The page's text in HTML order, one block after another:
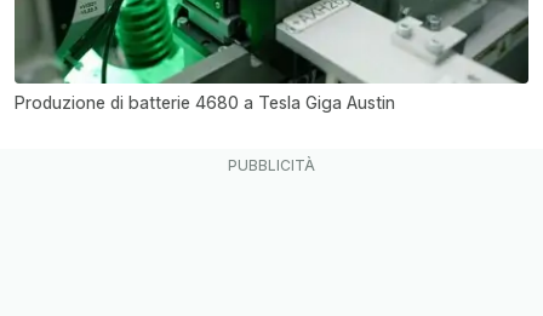
Produzione di batterie 4680 a Tesla Giga Austin